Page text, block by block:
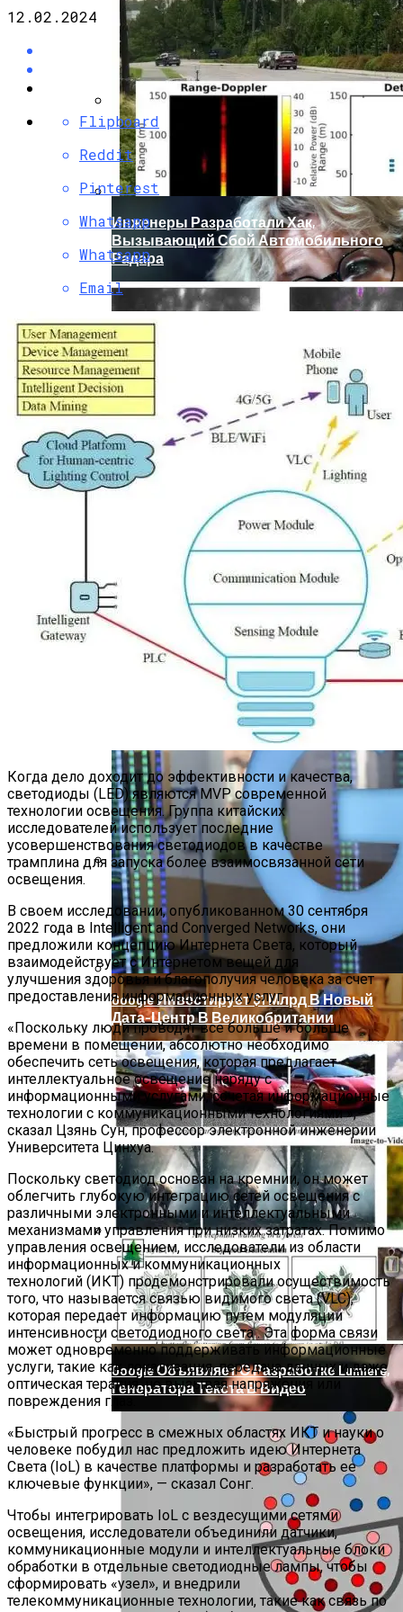
Кто Из Знаменитостей Умер В 2023 Году:
Юдашкин, Колесников, Чурикова,
Зайцев И Другие – От Чего Скончались
Марина Неёлова Госпитализирована,
Какая Причина Произошедшего
Звезды, Которые Трагически Погибли,
Стремясь К Вечной Молодости
Продолжение Сериала «Счастливы
Вместе»: Когда Выйдет, Кто Из Актёров
Будет Играть, Как Сложилась Судьба
Артистов
Инженеры Разработали Хак,
Вызывающий Сбой Автомобильного
Радара
Новое Программное Обеспечение С
Открытым Исходным Кодом Делает
Модели ИИ Легче И Экологичнее
Google Инвестирует $1 Млрд В Новый
Дата-Центр В Великобритании
Google Объявляет О Разработке Lumiere,
Генератора Текста В Видео
12.02.2024
Flipboard
Reddit
Pinterest
Whatsapp
Whatsapp
Email
Когда дело доходит до эффективности и качества,
светодиоды (LED) являются MVP современной
технологии освещения. Группа китайских
исследователей использует последние
усовершенствования светодиодов в качестве
трамплина для запуска более взаимосвязанной сети
освещения.
В своем исследовании, опубликованном 30 сентября
2022 года в Intelligent and Converged Networks, они
предложили концепцию Интернета Света, который
взаимодействует с Интернетом вещей для
улучшения здоровья и благополучия человека за счет
предоставления информационных услуг.
«Поскольку люди проводят все больше и больше
времени в помещении, абсолютно необходимо
обеспечить сеть освещения, которая предлагает
интеллектуальное освещение наряду с
информационными услугами, сочетая информационные
технологии с коммуникационными технологиями », —
сказал Цзянь Сун, профессор электронной инженерии
Университета Цинхуа.
Поскольку светодиод основан на кремнии, он может
облегчить глубокую интеграцию сетей освещения с
различными электронными и интеллектуальными
механизмами управления при низких затратах. Помимо
управления освещением, исследователи из области
информационных и коммуникационных
технологий (ИКТ) продемонстрировали осуществимость
того, что называется связью видимого света (VLC),
которая передает информацию путем модуляции
интенсивности светодиодного света . Эта форма связи
может одновременно поддерживать информационные
услуги, такие как локализация, передача данных и даже
оптическая терапия, не вызывая напряжения или
повреждения глаз.
«Быстрый прогресс в смежных областях ИКТ и науки о
человеке побудил нас предложить идею Интернета
Света (IoL) в качестве платформы и разработать ее
ключевые функции», — сказал Сонг.
Чтобы интегрировать IoL с вездесущими сетями
освещения, исследователи объединили датчики,
коммуникационные модули и интеллектуальные блоки
обработки в отдельные светодиодные лампы, чтобы
сформировать «узел», и внедрили
телекоммуникационные технологии, такие как связь по